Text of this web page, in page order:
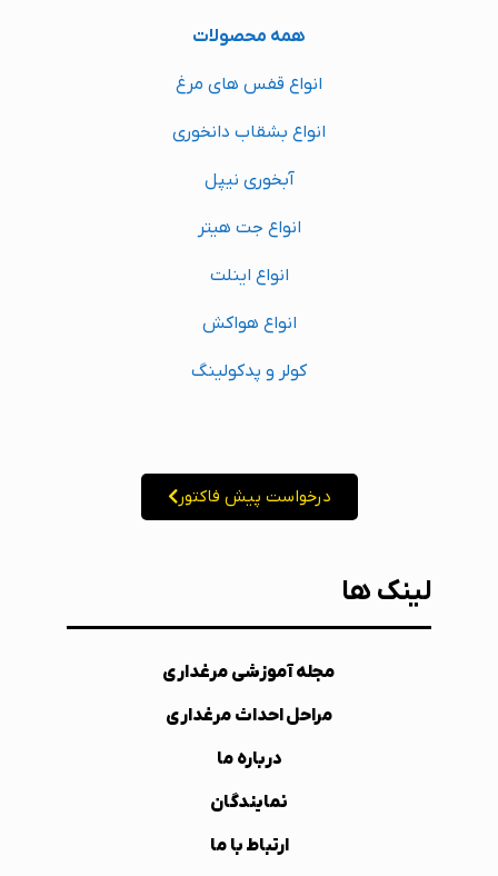
همه محصولات
انواع قفس های مرغ
انواع بشقاب دانخوری
آبخوری نیپل
انواع جت هیتر
انواع اینلت
انواع هواکش
کولر و پدکولینگ
درخواست پیش فاکتور
لینک ها
مجله آموزشی مرغداری
مراحل احداث مرغداری
درباره ما
نمایندگان
ارتباط با ما